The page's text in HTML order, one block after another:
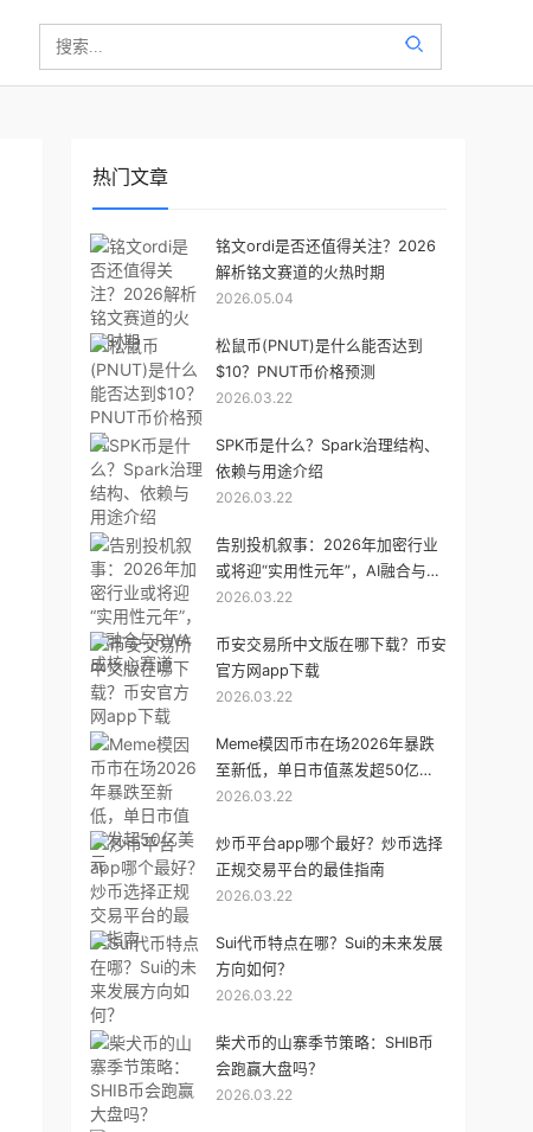
热门文章
铭文ordi是否还值得关注？2026
解析铭文赛道的火热时期
2026.05.04
松鼠币(PNUT)是什么能否达到
$10？PNUT币价格预测
2026.03.22
SPK币是什么？Spark治理结构、
依赖与用途介绍
2026.03.22
告别投机叙事：2026年加密行业
或将迎“实用性元年”，AI融合与
RWA成核心赛道
2026.03.22
币安交易所中文版在哪下载？币安
官方网app下载
2026.03.22
Meme模因币市在场2026年暴跌
至新低，单日市值蒸发超50亿美
元
2026.03.22
炒币平台app哪个最好？炒币选择
正规交易平台的最佳指南
2026.03.22
Sui代币特点在哪？Sui的未来发展
方向如何？
2026.03.22
柴犬币的山寨季节策略：SHIB币
会跑赢大盘吗？
2026.03.22